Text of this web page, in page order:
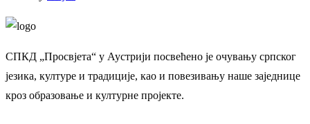
СПКД „Просвјета“ у Аустрији посвећено је очувању српског
језика, културе и традиције, као и повезивању наше заједнице
кроз образовање и културне пројекте.